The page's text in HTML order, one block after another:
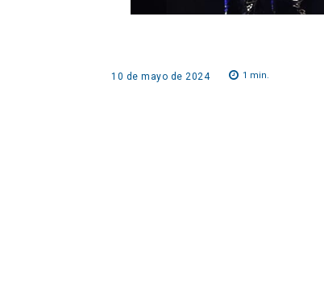
10 de mayo de 2024 1 min.